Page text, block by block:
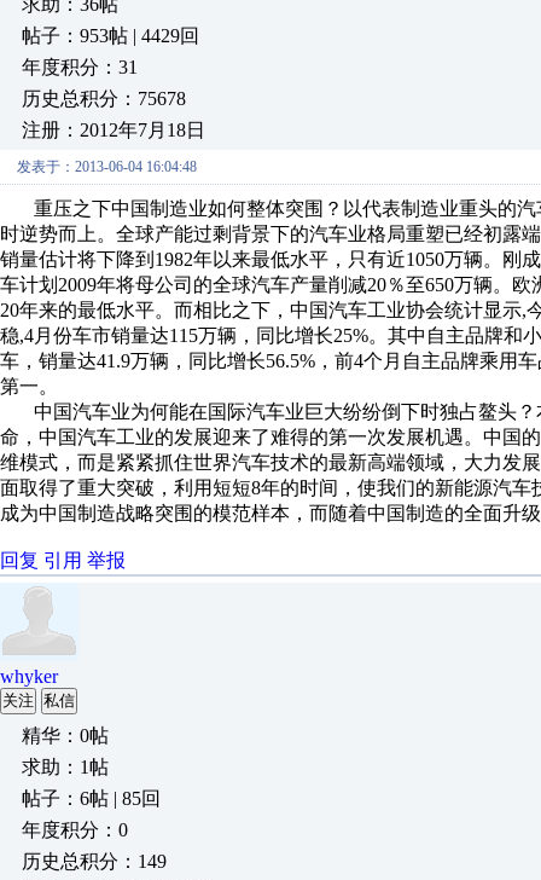
求助：36帖
帖子：953帖 | 4429回
年度积分：31
历史总积分：75678
注册：2012年7月18日
发表于：2013-06-04 16:04:48
重压之下中国制造业如何整体突围？以代表制造业重头的汽
时逆势而上。全球产能过剩背景下的汽车业格局重塑已经初露
销量估计将下降到1982年以来最低水平，只有近1050万辆。
车计划2009年将母公司的全球汽车产量削减20％至650万辆。
20年来的最低水平。而相比之下，中国汽车工业协会统计显示
稳,4月份车市销量达115万辆，同比增长25%。其中自主品牌
车，销量达41.9万辆，同比增长56.5%，前4个月自主品牌乘用
第一。
中国汽车业为何能在国际汽车业巨大纷纷倒下时独占鳌头？
命，中国汽车工业的发展迎来了难得的第一次发展机遇。
维模式，而是紧紧抓住世界汽车技术的最新高端领域，大力发
面取得了重大突破，利用短短8年的时间，使我们的新能源汽
成为中国制造战略突围的模范样本，而随着中国制造的全面升
回复 引用 举报
whyker
关注 私信
精华：0帖
求助：1帖
帖子：6帖 | 85回
年度积分：0
历史总积分：149